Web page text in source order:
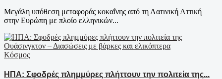
Μεγάλη υπόθεση μεταφοράς κοκαΐνης από τη Λατινική Αττική
στην Ευρώπη με πλοίο ελληνικών...
Κόσμος
ΗΠΑ: Σφοδρές πλημμύρες πλήττουν την πολιτεία της...